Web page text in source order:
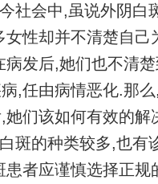
社会中,虽说外阴白
女性却并不清楚自己
病发后,她们也不清
,任由病情恶化.那
她们该如何有效的解
斑的种类较多,也有
患者应谨慎选择正规